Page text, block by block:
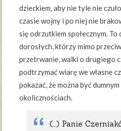
dzieckiem, aby nie tyle nie
czasie wojny i po niej nie
się odrzutkiem społecznym.
dorosłych, którzy mimo
przetrwanie, walki o drugiego
podtrzymać wiarę we własne
pokazać, że można być
okolicznościach.
(…) Panie